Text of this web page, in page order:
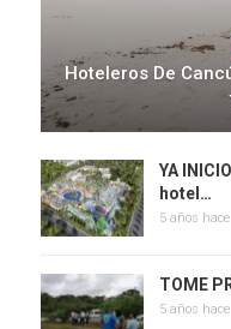
Hoteleros De
YA
hotel…
5 años hace
TOME
5 años hace